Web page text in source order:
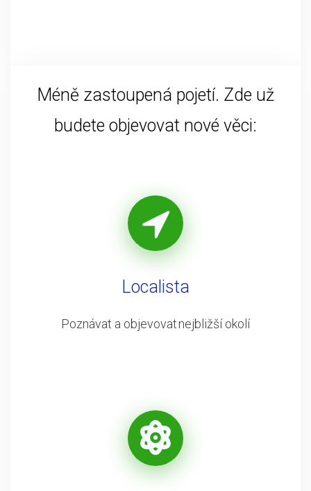
Méně zastoupená pojetí. Zde už
budete objevovat nové věci:
Localista
Poznávat a objevovat nejbližší okolí